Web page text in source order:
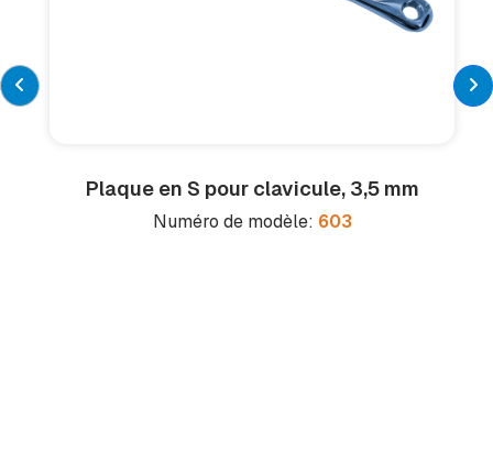
Plaque en S pour clavicule, 3,5 mm
Numéro de modèle: 603